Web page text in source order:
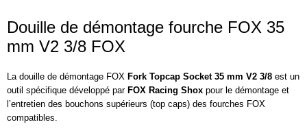
Douille de démontage fourche FOX 35
mm V2 3/8 FOX
La douille de démontage FOX Fork Topcap Socket 35 mm V2 3/8 est un
outil spécifique développé par FOX Racing Shox pour le démontage et
l’entretien des bouchons supérieurs (top caps) des fourches FOX
compatibles.